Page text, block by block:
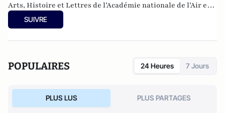
Arts, Histoire et Lettres de l’Académie nationale de l’Air et
de l’Espace.
Technology.
SUIVRE
POPULAIRES 24 Heures 7 Jours
PLUS LUS PLUS PARTAGES